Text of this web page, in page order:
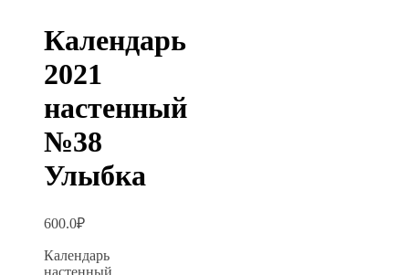
Календарь
2021
настенный
№38
Улыбка
600.0₽
Календарь
настенный